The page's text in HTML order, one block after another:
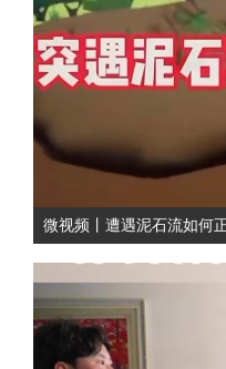
微视频丨遭遇泥石流如何